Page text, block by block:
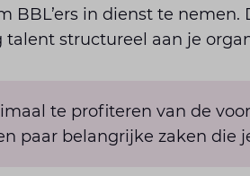
BBL’ers in dienst te
structureel aan je
te profiteren van de
paar belangrijke zaken die